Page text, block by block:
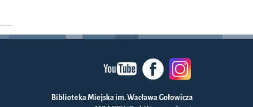
Biblioteka Miejska im. Wacława Gołowicza